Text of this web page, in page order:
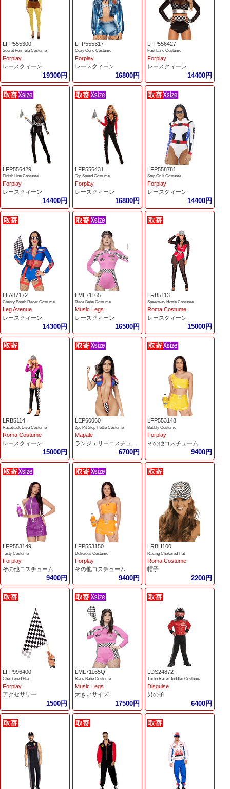
LFP555300
Secret Formula Costume
Forplay
レースクィーン
19300円
LFP555317
Cozy Cone Costume
Forplay
レースクィーン
16800円
LFP556427
Fast Lane Costume
Forplay
レースクィーン
14400円
LFP556429
Finish Line Costume
Forplay
レースクィーン
14400円
LFP556431
Top Speed Costume
Forplay
レースクィーン
16800円
LFP558781
Step On It Costume
Forplay
レースクィーン
14400円
LLA87172
Cherry Bomb Racer Costume
Leg Avenue
レースクィーン
14300円
LML71165
Race Babe Costume
Music Legs
レースクィーン
16500円
LRB5113
Speedway Hottie Costume
Roma Costume
レースクィーン
15000円
LRB5114
Racetrack Diva Costume
Roma Costume
レースクィーン
15000円
LEP60060
2pc Pit Stop Hottie Costume
Mapale
6700円
LFP553148
Bubbly Costume
Forplay
その他コスチューム
9400円
LFP553149
Tasty Costume
Forplay
その他コスチューム
9400円
LFP553150
Delicious Costume
Forplay
その他コスチューム
9400円
LRBH100
Racing Chekered Hat
Roma Costume
帽子
2200円
LFP996400
Checkered Flag
Forplay
アクセサリー
1500円
LML71165Q
Race Babe Costume
Music Legs
大きいサイズ
17500円
LDS24872
Turbo Racer Toddler Costume
Disguise
男の子
6400円